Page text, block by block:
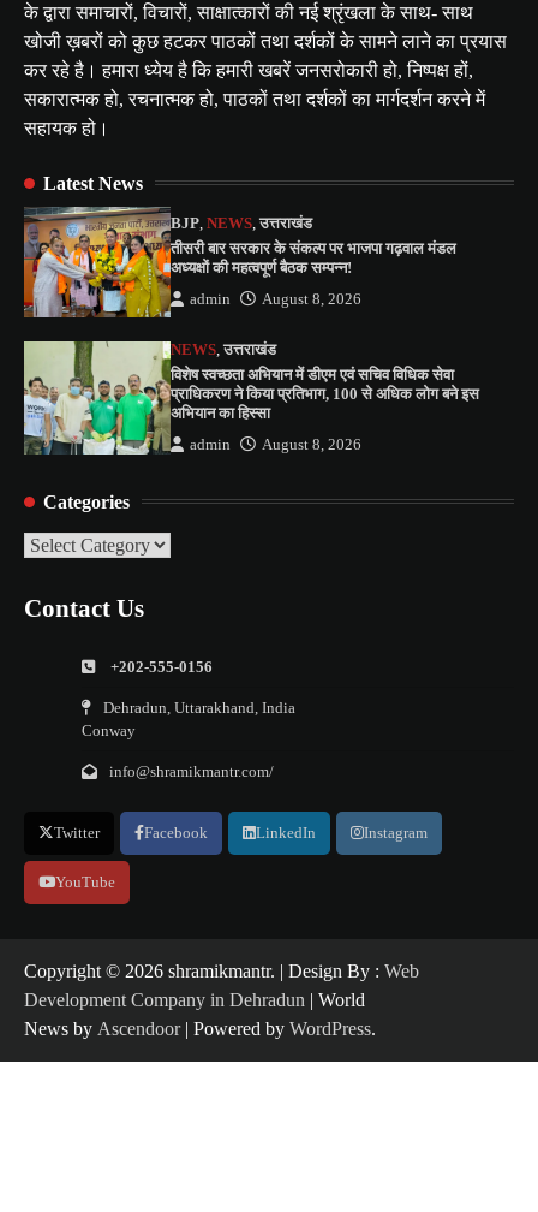
के द्वारा समाचारों, विचारों, साक्षात्कारों की नई श्रृंखला के साथ- साथ
खोजी ख़बरों को कुछ हटकर पाठकों तथा दर्शकों के सामने लाने का प्रयास
कर रहे है। हमारा ध्येय है कि हमारी खबरें जनसरोकारी हो, निष्पक्ष हों,
सकारात्मक हो, रचनात्मक हो, पाठकों तथा दर्शकों का मार्गदर्शन करने में
सहायक हो।
Latest News
BJP,NEWS,उत्तराखंड
तीसरी बार सरकार के संकल्प पर भाजपा गढ़वाल मंडल
अध्यक्षों की महत्वपूर्ण बैठक सम्पन्न!
admin August 8, 2026
NEWS ,उत्तराखंड
विशेष स्वच्छता अभियान में डीएम एवं सचिव विधिक सेवा
प्राधिकरण ने किया प्रतिभाग, 100 से अधिक लोग बने इस
अभियान का हिस्सा
admin August 8, 2026
Categories
Categories
Contact Us
+202-555-0156
Dehradun, Uttarakhand, India
Conway
info@shramikmantr.com/
Twitter Facebook LinkedIn Instagram
YouTube
Copyright ©️ 2026 shramikmantr. | Design By : Web
Development Company in Dehradun | World
News by Ascendoor| Powered by WordPress.